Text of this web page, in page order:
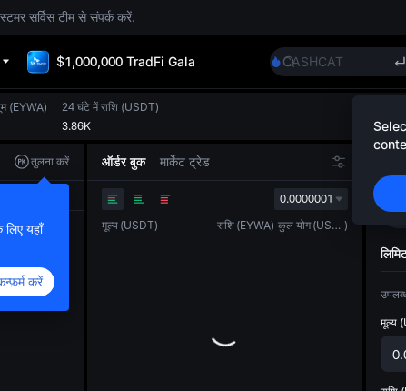
सर्विस टीम से संपर्क करें.
$1,000,000 TradFi Gala
CASHCAT
HFT
Unitree Future Now
CASHCAT
HFT
UNITREE
(EYWA)
24 घंटे में राशि (USDT)
3.86K
तुलना करें
यहाँ
करें
ऑर्डर बुक मार्केट ट्रेड
0.0000001
मूल्य (USDT) राशि (EYWA) कुल योग ( USDT )
मूल्य